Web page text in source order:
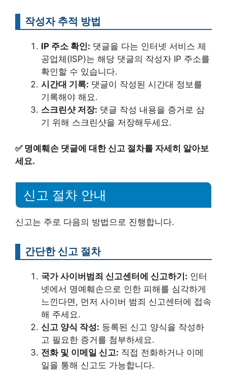
작성자 추적 방법
IP 주소 확인: 댓글을 다는 인터넷 서비스 제
공업체(ISP)는 해당 댓글의 작성자 IP 주소를
확인할 수 있습니다.
시간대 기록: 댓글이 작성된 시간대 정보를
기록해야 해요.
스크린샷 저장: 댓글 작성 내용을 증거로 삼
기 위해 스크린샷을 저장해두세요.
✅ 명예훼손 댓글에 대한 신고 절차를 자세히 알아보
세요.
신고 절차 안내
신고는 주로 다음의 방법으로 진행합니다.
간단한 신고 절차
국가 사이버범죄 신고센터에 신고하기: 인터
넷에서 명예훼손으로 인한 피해를 심각하게
느낀다면, 먼저 사이버 범죄 신고센터에 접속
해 주세요.
신고 양식 작성: 등록된 신고 양식을 작성하
고 필요한 증거를 첨부하세요.
전화 및 이메일 신고: 직접 전화하거나 이메
일을 통해 신고도 가능합니다.